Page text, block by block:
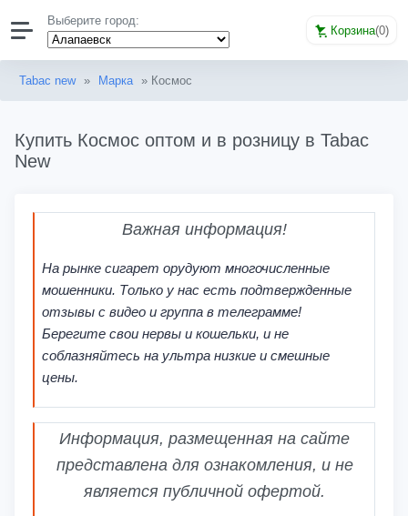
Выберите город:
Корзина(0)
Tabac new » Марка » Космос
Купить Космос оптом и в розницу в Tabac
New
Важная информация!
На рынке сигарет орудуют многочисленные
мошенники. Только у нас есть подтвержденные
отзывы с видео и группа в телеграмме!
Берегите свои нервы и кошельки, и не
соблазняйтесь на ультра низкие и смешные
цены.
Информация, размещенная на сайте
представлена для ознакомления, и не
является публичной офертой.